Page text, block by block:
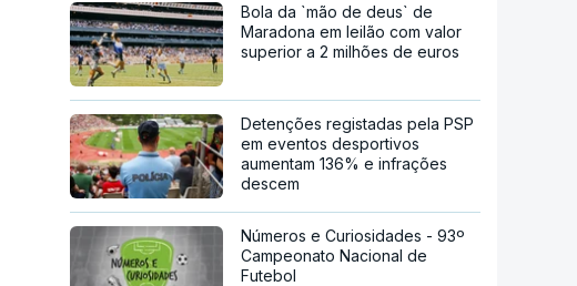
Bola da `mão de deus` de
Maradona em leilão com valor
superior a 2 milhões de euros
Detenções registadas pela PSP
em eventos desportivos
aumentam 136% e infrações
descem
Números e Curiosidades - 93º
Campeonato Nacional de
Futebol